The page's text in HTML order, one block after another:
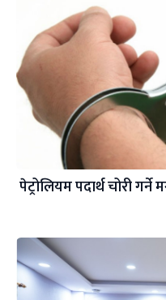
पेट्रोलियम पदार्थ चोरी गर्ने